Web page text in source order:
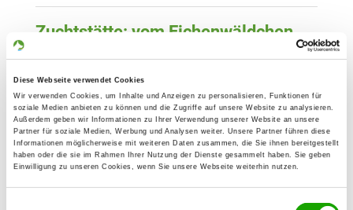
Diese Webseite verwendet Cookies
Wir verwenden Cookies, um Inhalte und Anzeigen zu personalisieren, Funktionen für
soziale Medien anbieten zu können und die Zugriffe auf unsere Website zu analysieren.
Außerdem geben wir Informationen zu Ihrer Verwendung unserer Website an unsere
Partner für soziale Medien, Werbung und Analysen weiter. Unsere Partner führen diese
Informationen möglicherweise mit weiteren Daten zusammen, die Sie ihnen bereitgestellt
haben oder die sie im Rahmen Ihrer Nutzung der Dienste gesammelt haben. Sie geben
Einwilligung zu unseren Cookies, wenn Sie unsere Webseite weiterhin nutzen.
Zuchtstätte: vom Eichenwäldchen
Details
Derzeit keine Welpen
Zuchtstätte: vom Drachenfjäll
Spremberger Weg 71
02959 Schleife-Rohne